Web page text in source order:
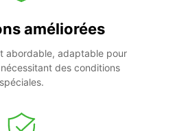
améliorées
abordable, adaptable pour
des conditions
spéciales.